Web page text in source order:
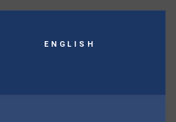
English